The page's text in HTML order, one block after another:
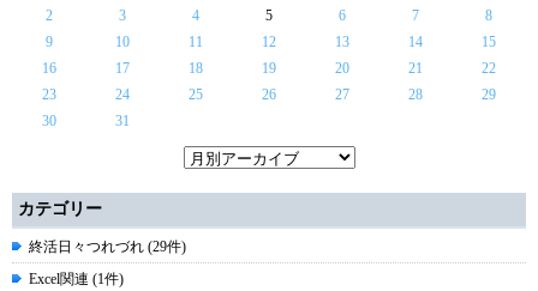
2
3 4 5 6 7
8
9
10 11 12 13 14
15
16
17 18 19 20 21
22
23
24 25 26 27 28
29
30
31
カテゴリー
終活日々つれづれ (29件)
Excel関連 (1件)